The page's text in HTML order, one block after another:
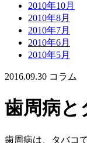
2010年10月
2010年8月
2010年7月
2010年6月
2010年5月
2016.09.30 コラム
歯周病と
歯周病は、タバコ